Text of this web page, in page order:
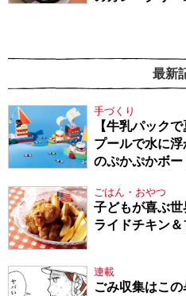
最新
手づくり
【牛乳パック
プールで水に
のぷかぷかボー
ごはん・おやつ
子どもが喜ぶ
ライドチキン
連載
ごみ収集はこ